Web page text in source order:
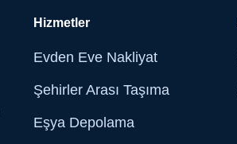
Hizmetler
Evden Eve Nakliyat
Şehirler Arası Taşıma
Eşya Depolama